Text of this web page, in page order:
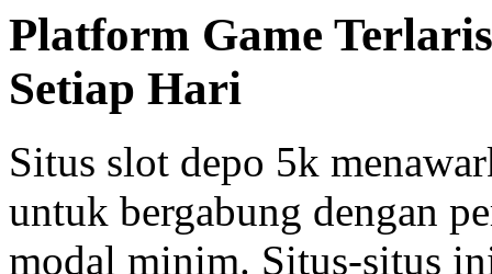
Platform Game
Setiap Hari
Situs slot depo 5k
untuk bergabung dengan
modal minim. Situs-situs